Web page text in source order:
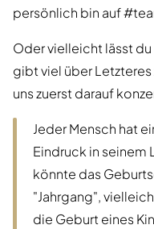
persönlich bin auf
Oder vielleicht lässt
gibt viel über
uns zuerst darauf
Jeder Mensch hat
Eindruck in seinem
könnte das
"Jahrgang",
die Geburt eines